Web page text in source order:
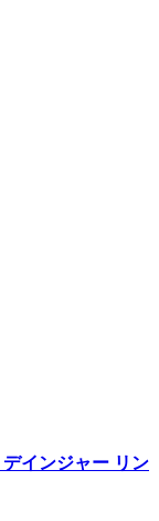
デインジャー リン